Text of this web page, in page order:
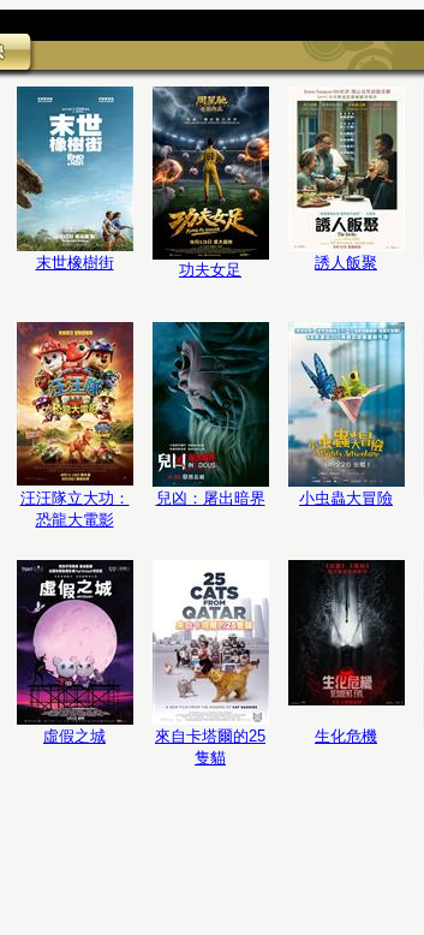
末世橡樹街 功夫女足 誘人飯聚
汪汪隊立大功：
恐龍大電影
兒凶：屠出暗界 小虫蟲大冒險
虛假之城
來自卡塔爾的25
隻貓
生化危機